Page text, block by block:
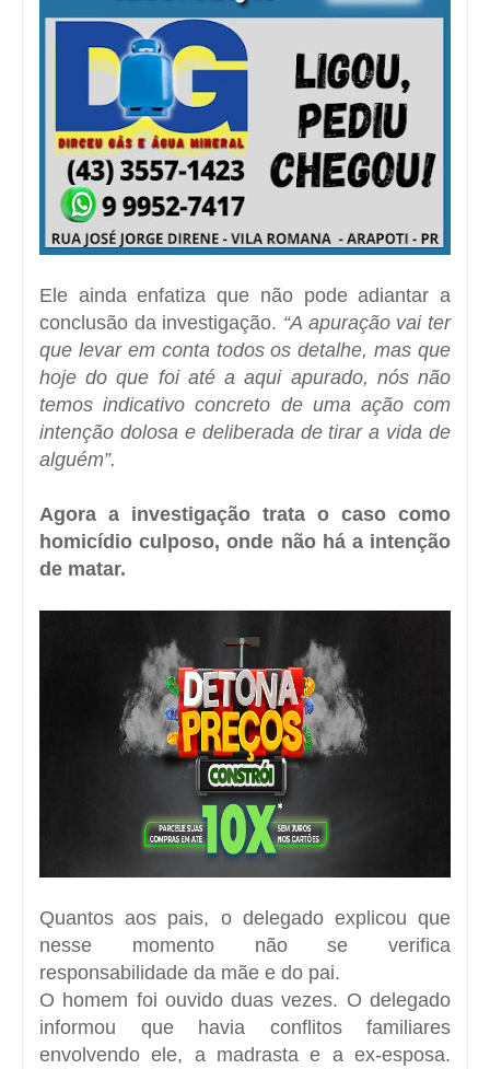
Ele ainda enfatiza que não pode adiantar a
conclusão da investigação. “A apuração vai ter
que levar em conta todos os detalhe, mas que
hoje do que foi até a aqui apurado, nós não
temos indicativo concreto de uma ação com
intenção dolosa e deliberada de tirar a vida de
alguém”.
Agora a investigação trata o caso como
homicídio culposo, onde não há a intenção
de matar.
Quantos aos pais, o delegado explicou que
nesse momento não se verifica
responsabilidade da mãe e do pai.
O homem foi ouvido duas vezes. O delegado
informou que havia conflitos familiares
envolvendo ele, a madrasta e a ex-esposa.